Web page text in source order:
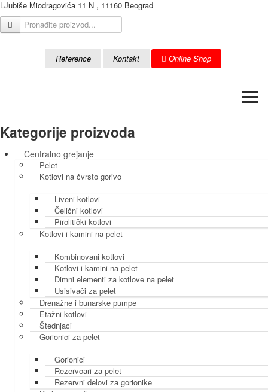
LJubiše Miodragovića 11 N , 11160 Beograd
Reference Kontakt Online Shop
≡
Kategorije proizvoda
Centralno grejanje
Pelet
Kotlovi na čvrsto gorivo
Liveni kotlovi
Čelični kotlovi
Pirolitički kotlovi
Kotlovi i kamini na pelet
Kombinovani kotlovi
Kotlovi i kamini na pelet
Dimni elementi za kotlove na pelet
Usisivači za pelet
Drenažne i bunarske pumpe
Etažni kotlovi
Štednjaci
Gorionici za pelet
Gorionici
Rezervoari za pelet
Rezervni delovi za gorionike